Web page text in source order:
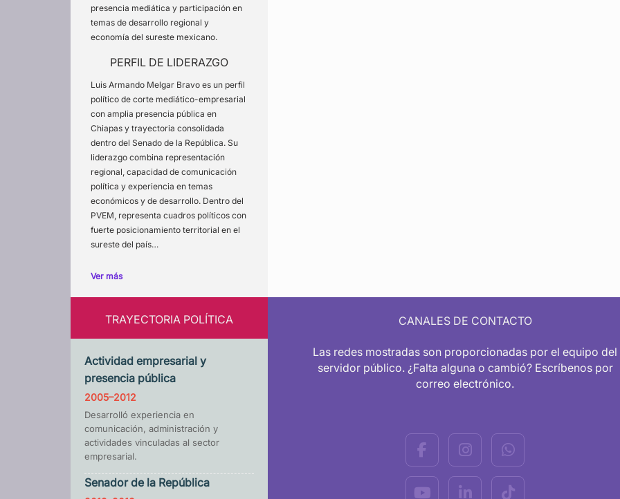
presencia mediática y participación en
temas de desarrollo regional y
economía del sureste mexicano.
PERFIL DE LIDERAZGO
Luis Armando Melgar Bravo es un perfil
político de corte mediático-empresarial
con amplia presencia pública en
Chiapas y trayectoria consolidada
dentro del Senado de la República. Su
liderazgo combina representación
regional, capacidad de comunicación
política y experiencia en temas
económicos y de desarrollo. Dentro del
PVEM, representa cuadros políticos con
fuerte posicionamiento territorial en el
sureste del país…
Ver más
TRAYECTORIA POLÍTICA
Actividad empresarial y
presencia pública
2005–2012
Desarrolló experiencia en
comunicación, administración y
actividades vinculadas al sector
empresarial.
Senador de la República
CANALES DE CONTACTO
Las redes mostradas son proporcionadas por el equipo del
servidor público. ¿Falta alguna o cambió? Escríbenos por
correo electrónico.